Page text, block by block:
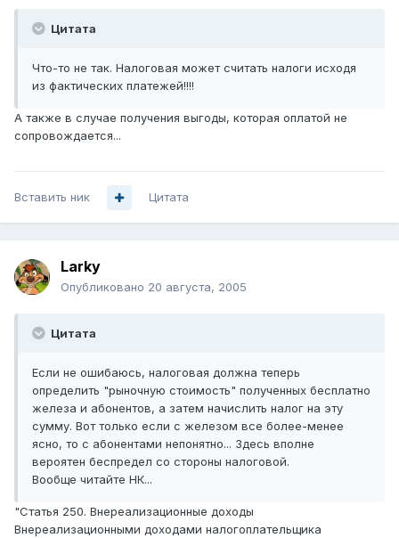
Цитата
Что-то не так. Налоговая может считать налоги исходя
из фактических платежей!!!!
А также в случае получения выгоды, которая оплатой не
сопровождается...
Вставить ник Цитата
Larky
Опубликовано 20 августа, 2005
Цитата
Если не ошибаюсь, налоговая должна теперь
определить "рыночную стоимость" полученных бесплатно
железа и абонентов, а затем начислить налог на эту
сумму. Вот только если с железом все более-менее
ясно, то с абонентами непонятно... Здесь вполне
вероятен беспредел со стороны налоговой.
Вообще читайте НК...
"Статья 250. Внереализационные доходы
Внереализационными доходами налогоплательщика